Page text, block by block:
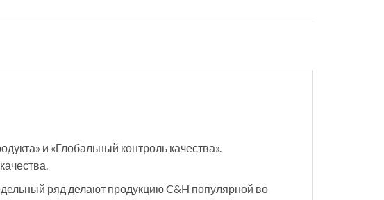
и «Глобальный контроль качества».
ряд делают продукцию C&H популярной во